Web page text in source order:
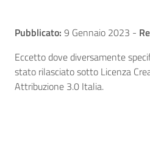
Pubblicato: 9 Gennaio 2023 -
Eccetto dove diversamente
stato rilasciato sotto Licenza
Attribuzione 3.0 Italia.